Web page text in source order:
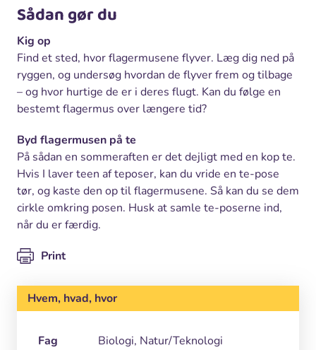
Sådan gør du
Kig op
Find et sted, hvor flagermusene flyver. Læg dig ned på
ryggen, og undersøg hvordan de flyver frem og tilbage
– og hvor hurtige de er i deres flugt. Kan du følge en
bestemt flagermus over længere tid?
Byd flagermusen på te
På sådan en sommeraften er det dejligt med en kop te.
Hvis I laver teen af teposer, kan du vride en te-pose
tør, og kaste den op til flagermusene. Så kan du se dem
cirkle omkring posen. Husk at samle te-poserne ind,
når du er færdig.
Print
Hvem, hvad, hvor
Fag
Biologi, Natur/Teknologi